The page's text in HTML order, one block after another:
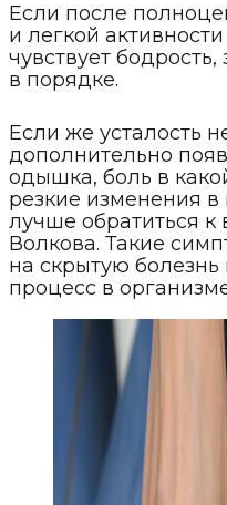
Если после
и легкой
чувствует
в порядке.
Если же усталость
дополнительно
одышка, боль в
резкие изменения в
лучше обратиться к
Волкова. Такие
на скрытую
процесс в